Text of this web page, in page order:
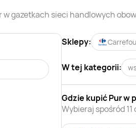
w gazetkach sieci handlowych
Sklepy:
W tej kategorii:
Gdzie kupićPurw
Wybieraj spośród11